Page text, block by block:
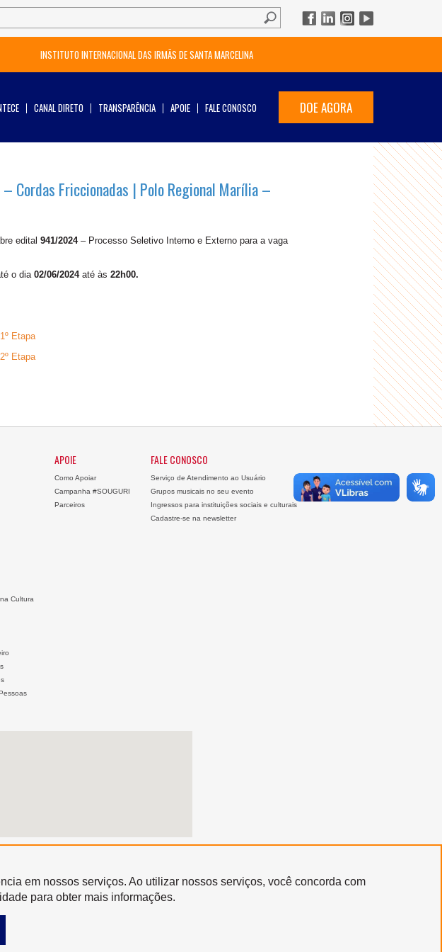
INSTITUTO INTERNACIONAL DAS IRMÃS DE SANTA MARCELINA
DOE AGORA
CANAL DIRETO TRANSPARÊNCIA APOIE FALE CONOSCO
Cordas Friccionadas | Polo Regional Marília –
edital 941/2024– Processo Seletivo Interno e Externo para a vaga
o dia02/06/2024até às 22h00.
Etapa
Etapa
Cultura
APOIE
Como Apoiar
Campanha #SOUGURI
Parceiros
FALE CONOSCO
Serviço de Atendimento ao Usuário
Grupos musicais no seu evento
Ingressos para instituições sociais e culturais
Cadastre-se na newsletter
Copyright © 2020 | Santa Marcelina Cultura • Todos os Direitos Reservados
em nossos serviços. Ao utilizar nossos serviços, você concorda com
para obter mais informações.